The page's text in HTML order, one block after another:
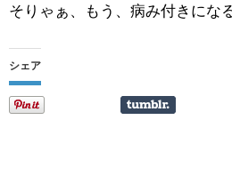
そりゃぁ、もう、病み付きにな
シェア